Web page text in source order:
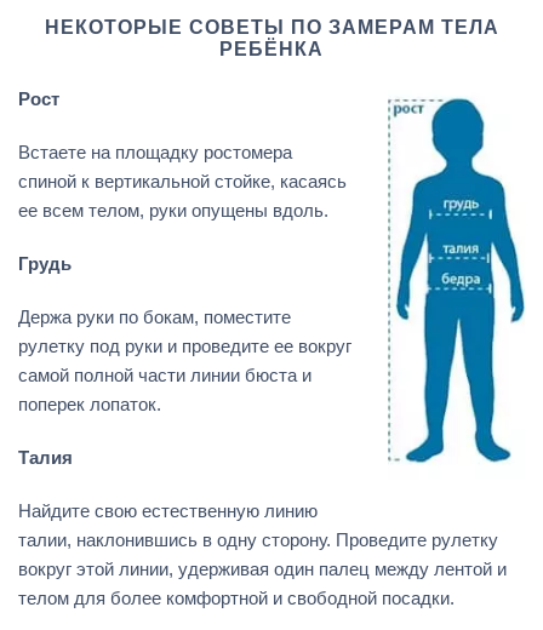
НЕКОТОРЫЕ СОВЕТЫ ПО ЗАМЕРАМ ТЕЛА
РЕБЁНКА
Рост
Встаете на площадку ростомера
спиной к вертикальной стойке, касаясь
ее всем телом, руки опущены вдоль.
Грудь
Держа руки по бокам, поместите
рулетку под руки и проведите ее вокруг
самой полной части линии бюста и
поперек лопаток.
Талия
Найдите свою естественную линию
талии, наклонившись в одну сторону. Проведите рулетку
вокруг этой линии, удерживая один палец между лентой и
телом для более комфортной и свободной посадки.